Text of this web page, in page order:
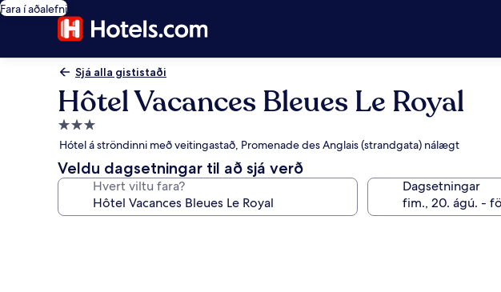
Fara í aðalefni
Sjá alla gististaði
Hôtel Vacances Bleues Le Royal
3.0
stjörnu
gististaður
Hótel á ströndinni með veitingastað, Promenade des Anglais (strandgata) nálægt
Veldu dagsetningar til að sjá verð
Hvert viltu fara? Dagsetningar